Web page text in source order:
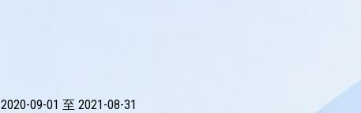
2020-09-01 至 2021-08-31